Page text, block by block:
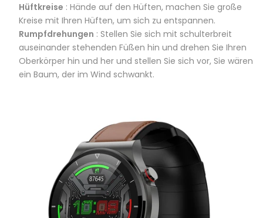
Hüftkreise : Hände auf den Hüften, machen Sie große
Kreise mit Ihren Hüften, um sich zu entspannen.
Rumpfdrehungen : Stellen Sie sich mit schulterbreit
auseinander stehenden Füßen hin und drehen Sie Ihren
Oberkörper hin und her und stellen Sie sich vor, Sie wären
ein Baum, der im Wind schwankt.